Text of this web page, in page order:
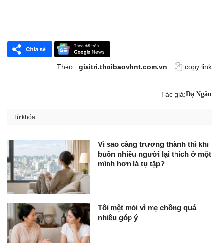
Theo: giaitri.thoibaovhnt.com.vn copy link
Tác giả:Dạ Ngân
Từ khóa:
Vì sao càng trưởng thành thì khi
buồn nhiều người lại thích ở một
mình hơn là tụ tập?
Tôi mệt mỏi vì mẹ chồng quá
nhiều góp ý